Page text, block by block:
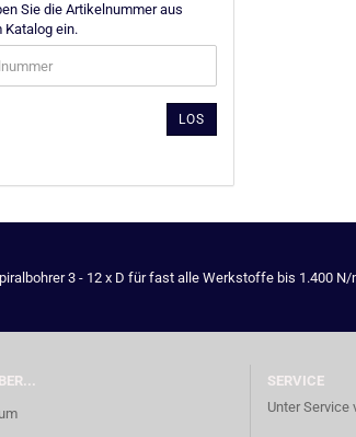
Sie die Artikelnummer aus
Katalog ein.
LOS
3 - 12 x D für fast alle Werkstoffe bis 1.400
SERVICE
Unter Service